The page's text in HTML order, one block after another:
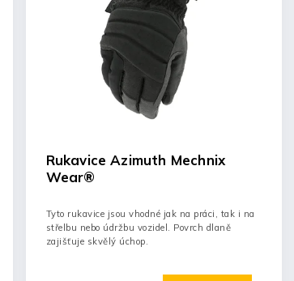
Rukavice Azimuth Mechnix
Wear®
Tyto rukavice jsou vhodné jak na práci, tak i na
střelbu nebo údržbu vozidel. Povrch dlaně
zajišťuje skvělý úchop.